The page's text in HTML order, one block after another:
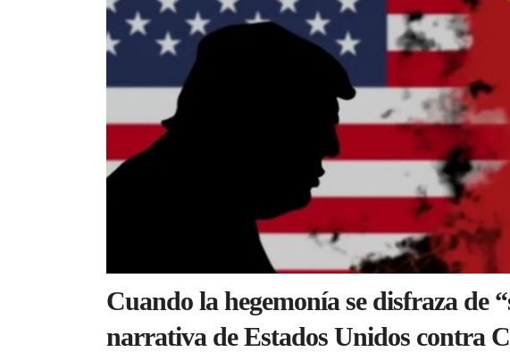
Cuando la hegemonía se disfraza de
narrativa de Estados Unidos contra